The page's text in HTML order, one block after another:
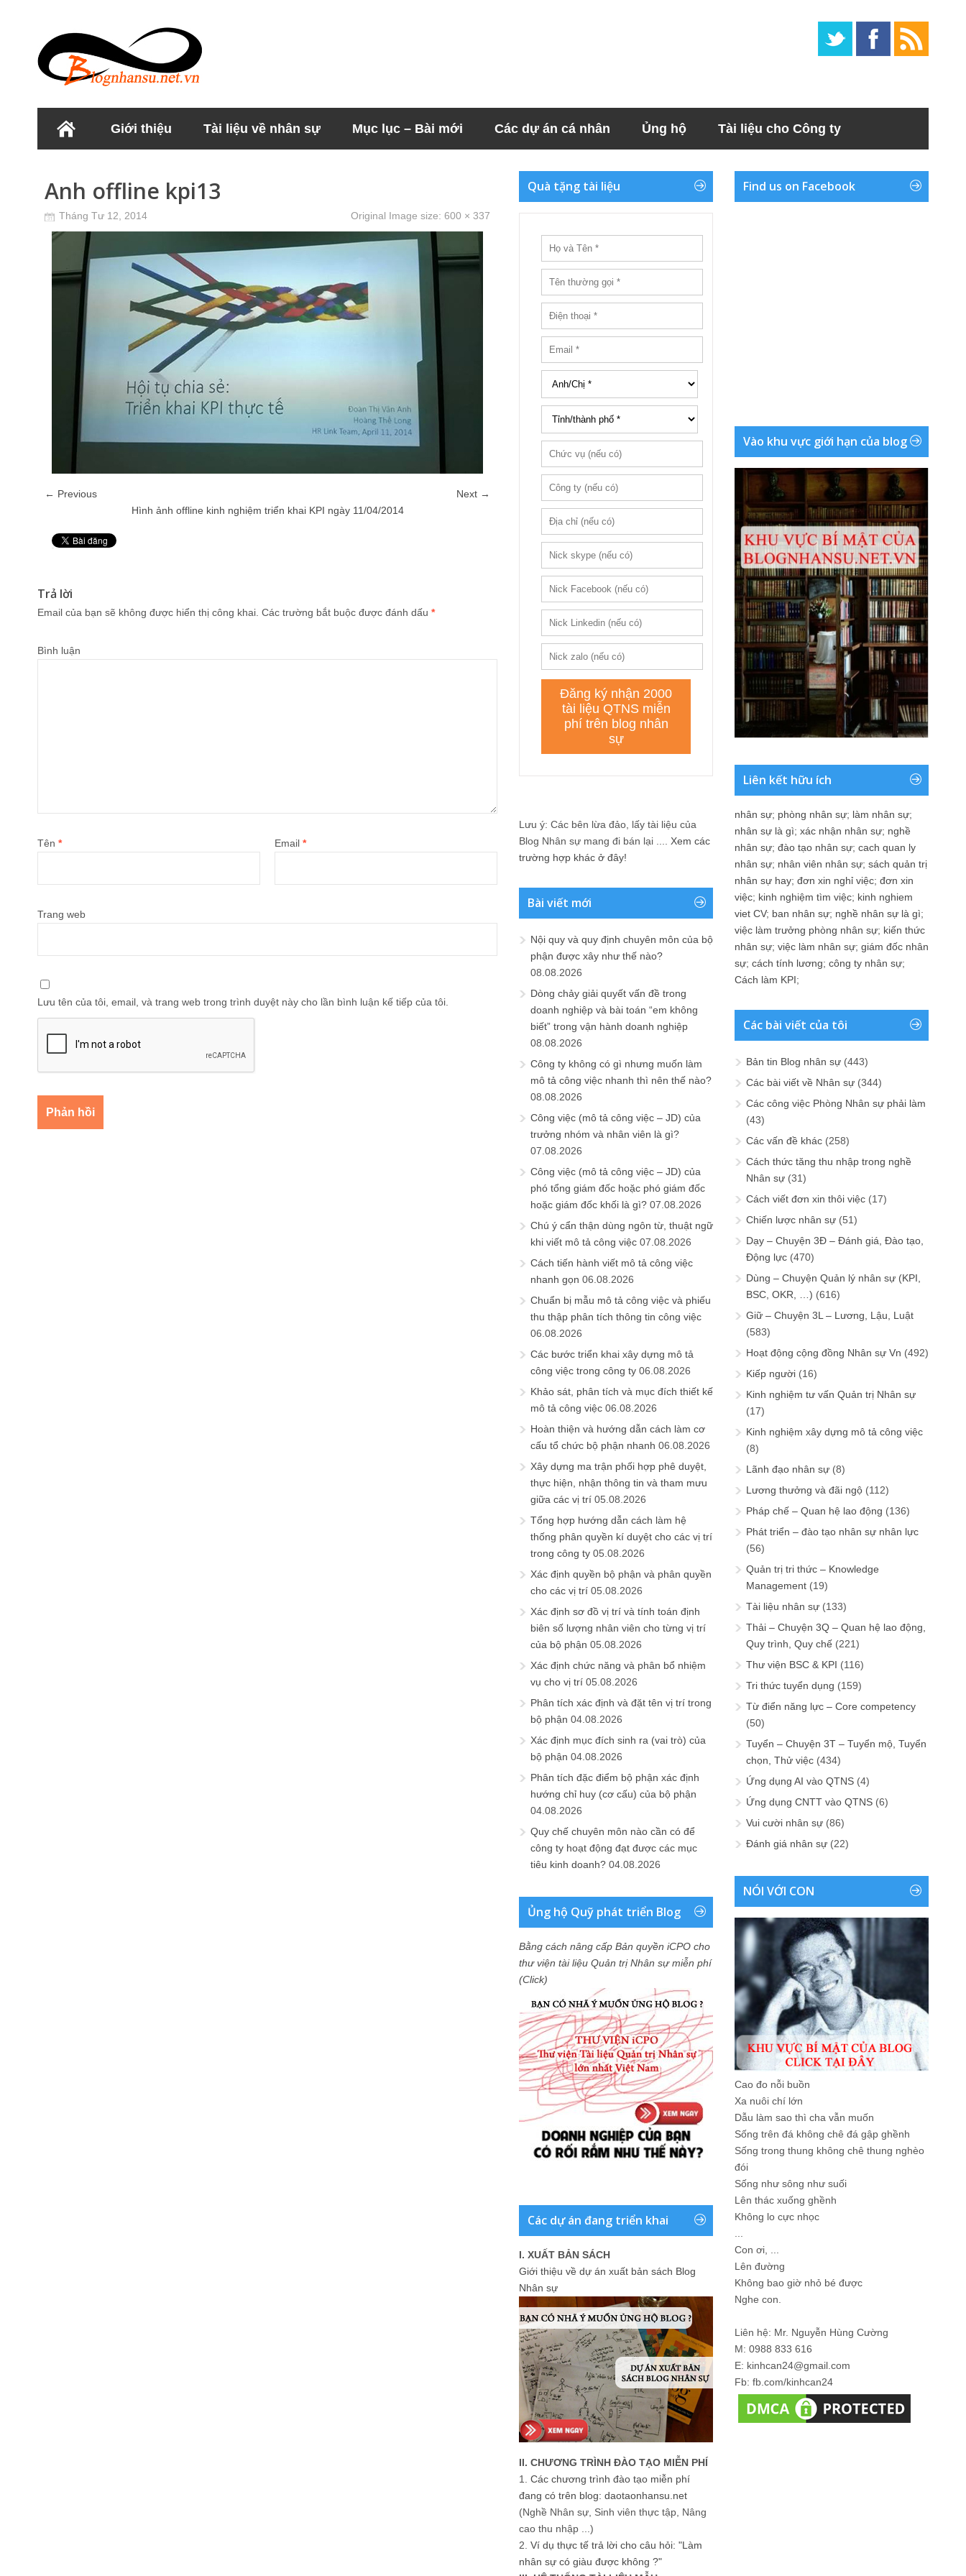
Giới thiệu Tài liệu về nhân sự Mục lục – Bài mới Các dự án cá nhân Ủng hộ Tài liệu cho Công ty
Anh offline kpi13
Tháng Tư 12, 2014 Original Image size: 600 × 337
← Previous
Next →
Hình ảnh offline kinh nghiệm triển khai KPI ngày 11/04/2014
Trả lời
Email của bạn sẽ không được hiển thị công khai. Các trường bắt buộc được đánh dấu *
Bình luận
Tên * Email *
Trang web
Lưu tên của tôi, email, và trang web trong trình duyệt này cho lần bình luận kế tiếp của tôi.
Quà tặng tài liệu
Lưu ý: Các bên lừa đảo, lấy tài liệu của
Blog Nhân sự mang đi bán lại .... Xem các
trường hợp khác ở đây!
Bài viết mới
Nội quy và quy định chuyên môn của bộ
phận được xây như thế nào?
08.08.2026
Dòng chảy giải quyết vấn đề trong
doanh nghiệp và bài toán “em không
biết” trong vận hành doanh nghiệp
08.08.2026
Công ty không có gì nhưng muốn làm
mô tả công việc nhanh thì nên thế nào?
08.08.2026
Công việc (mô tả công việc – JD) của
trưởng nhóm và nhân viên là gì?
07.08.2026
Công việc (mô tả công việc – JD) của
phó tổng giám đốc hoặc phó giám đốc
hoặc giám đốc khối là gì? 07.08.2026
Chú ý cẩn thận dùng ngôn từ, thuật ngữ
khi viết mô tả công việc 07.08.2026
Cách tiến hành viết mô tả công việc
nhanh gọn 06.08.2026
Chuẩn bị mẫu mô tả công việc và phiếu
thu thập phân tích thông tin công việc
06.08.2026
Các bước triển khai xây dựng mô tả
công việc trong công ty 06.08.2026
Khảo sát, phân tích và mục đích thiết kế
mô tả công việc 06.08.2026
Hoàn thiện và hướng dẫn cách làm cơ
cấu tổ chức bộ phận nhanh 06.08.2026
Xây dựng ma trận phối hợp phê duyệt,
thực hiện, nhận thông tin và tham mưu
giữa các vị trí 05.08.2026
Tổng hợp hướng dẫn cách làm hệ
thống phân quyền kí duyệt cho các vị trí
trong công ty 05.08.2026
Xác định quyền bộ phận và phân quyền
cho các vị trí 05.08.2026
Xác định sơ đồ vị trí và tính toán định
biên số lượng nhân viên cho từng vị trí
của bộ phận 05.08.2026
Xác định chức năng và phân bổ nhiệm
vụ cho vị trí 05.08.2026
Phân tích xác định và đặt tên vị trí trong
bộ phận 04.08.2026
Xác định mục đích sinh ra (vai trò) của
bộ phận 04.08.2026
Phân tích đặc điểm bộ phận xác định
hướng chỉ huy (cơ cấu) của bộ phận
04.08.2026
Quy chế chuyên môn nào cần có để
công ty hoạt động đạt được các mục
tiêu kinh doanh? 04.08.2026
Ủng hộ Quỹ phát triển Blog
Bằng cách nâng cấp Bản quyền iCPO cho
thư viện tài liệu Quản trị Nhân sự miễn phí
(Click)
Các dự án đang triển khai
I. XUẤT BẢN SÁCH
Giới thiệu về dự án xuất bản sách Blog
Nhân sự
II. CHƯƠNG TRÌNH ĐÀO TẠO MIỄN PHÍ
1. Các chương trình đào tạo miễn phí
đang có trên blog: daotaonhansu.net
(Nghề Nhân sự, Sinh viên thực tập, Nâng
cao thu nhập ...)
2. Ví dụ thực tế trả lời cho câu hỏi: "Làm
nhân sự có giàu được không ?"
Find us on Facebook
Vào khu vực giới hạn của blog
Liên kết hữu ích
nhân sự; phòng nhân sự; làm nhân sự;
nhân sự là gì; xác nhận nhân sự; nghề
nhân sự; đào tạo nhân sự; cach quan ly
nhân sự; nhân viên nhân sự; sách quản trị
nhân sự hay; đơn xin nghỉ việc; đơn xin
việc; kinh nghiệm tìm việc; kinh nghiem
viet CV; ban nhân sự; nghề nhân sự là gì;
việc làm trưởng phòng nhân sự; kiến thức
nhân sự; việc làm nhân sự; giám đốc nhân
sự; cách tính lương; công ty nhân sự;
Cách làm KPI;
Các bài viết của tôi
Bản tin Blog nhân sự (443)
Các bài viết về Nhân sự (344)
Các công việc Phòng Nhân sự phải làm
(43)
Các vấn đề khác (258)
Cách thức tăng thu nhập trong nghề
Nhân sự (31)
Cách viết đơn xin thôi việc (17)
Chiến lược nhân sự (51)
Dạy – Chuyện 3Đ – Đánh giá, Đào tạo,
Động lực (470)
Dùng – Chuyện Quản lý nhân sự (KPI,
BSC, OKR, …) (616)
Giữ – Chuyện 3L – Lương, Lậu, Luật
(583)
Hoạt động cộng đồng Nhân sự Vn (492)
Kiếp người (16)
Kinh nghiệm tư vấn Quản trị Nhân sự
(17)
Kinh nghiệm xây dựng mô tả công việc
(8)
Lãnh đạo nhân sự (8)
Lương thưởng và đãi ngộ (112)
Pháp chế – Quan hệ lao động (136)
Phát triển – đào tạo nhân sự nhân lực
(56)
Quản trị tri thức – Knowledge
Management (19)
Tài liệu nhân sự (133)
Thải – Chuyện 3Q – Quan hệ lao động,
Quy trình, Quy chế (221)
Thư viện BSC & KPI (116)
Tri thức tuyển dụng (159)
Từ điển năng lực – Core competency
(50)
Tuyển – Chuyện 3T – Tuyển mộ, Tuyển
chọn, Thử việc (434)
Ứng dụng AI vào QTNS (4)
Ứng dụng CNTT vào QTNS (6)
Vui cười nhân sự (86)
Đánh giá nhân sự (22)
NÓI VỚI CON
Cao đo nỗi buồn
Xa nuôi chí lớn
Dẫu làm sao thì cha vẫn muốn
Sống trên đá không chê đá gập ghềnh
Sống trong thung không chê thung nghèo
đói
Sống như sông như suối
Lên thác xuống ghềnh
Không lo cực nhọc
Con ơi, ...
Lên đường
Không bao giờ nhỏ bé được
Nghe con.
Liên hệ: Mr. Nguyễn Hùng Cường
M: 0988 833 616
E: kinhcan24@gmail.com
Fb: fb.com/kinhcan24